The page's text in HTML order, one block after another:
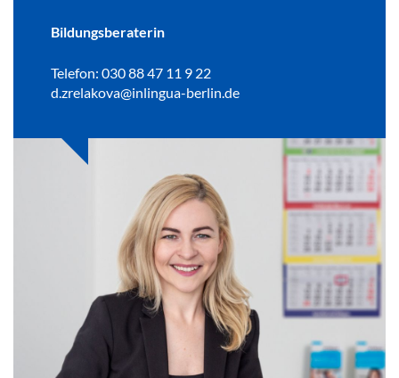
Bildungsberaterin
Telefon: 030 88 47 11 9 22
d.zrelakova@inlingua-berlin.de